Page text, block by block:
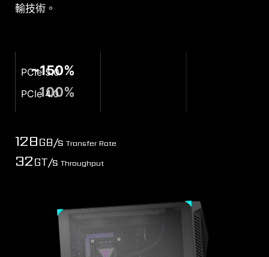
輸技術。
PCIe 5.0
~150%
PCIe 4.0
100%
128GB/s Transfer Rate
32GT/s Throughput